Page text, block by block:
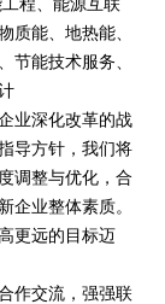
程、能源互联
质能、地热能、
节能技术服务、
业深化改革的战
导方针，我们将
调整与优化，合
企业整体素质。
更远的目标迈
作交流，强强联